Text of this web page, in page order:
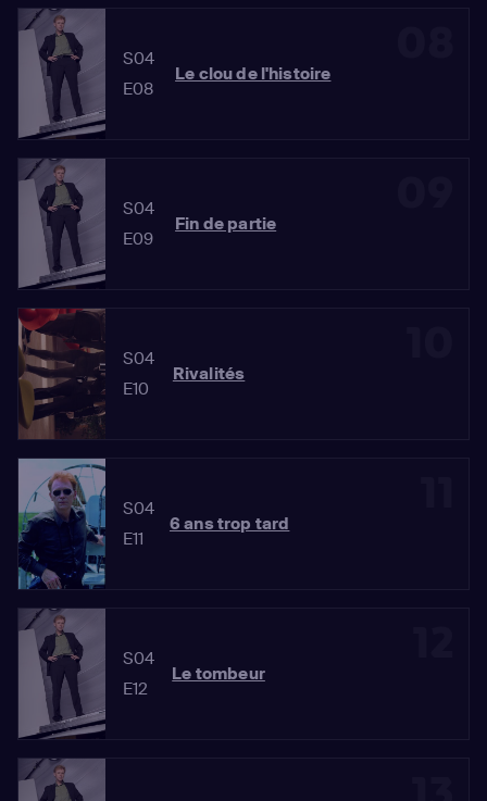
S04
E08
Le clou de l'histoire
S04
E09
Fin de partie
S04
E10
Rivalités
S04
E11
6 ans trop tard
S04
E12
Le tombeur